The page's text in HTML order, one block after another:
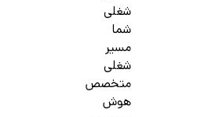
شغلی
شما
مسیر
شغلی
متخصص
هوش